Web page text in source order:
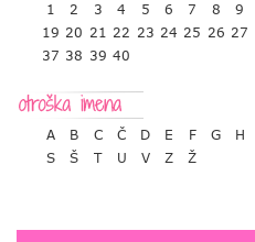
1 2 3 4 5 6 7 8 9
19 20 21 22 23 24 25 26 27
37 38 39 40
A B C Č D E F G H
S
Š T U V Z Ž